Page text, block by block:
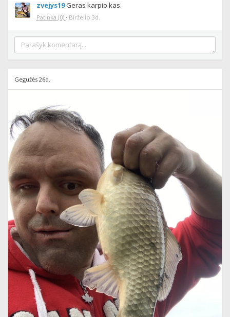
zvejys19Geras karpio kas.
Patinka (0) · Birželio 3d.
Gegužės 26d.